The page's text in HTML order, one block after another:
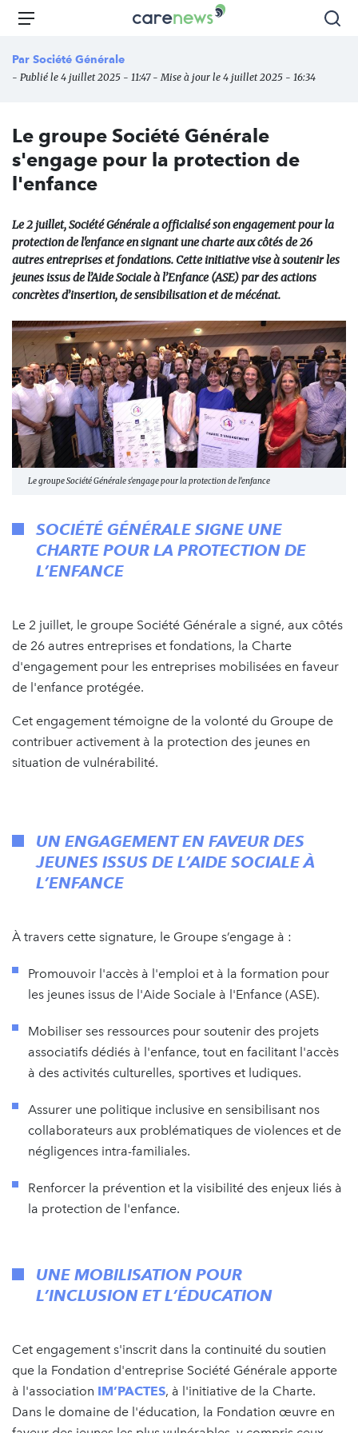
Aller
principal
Carenews,
des
l'engagement
Menu
Par Société Générale
- Publié le 4 juillet 2025 - 11:47 - Mise à jour le 4 juillet 2025 - 16:34
Le groupe Société Générale
s'engage pour la protection de
l'enfance
Le 2 juillet, Société Générale a officialisé son engagement pour la
protection de l'enfance en signant une charte aux côtés de 26
autres entreprises et fondations. Cette initiative vise à soutenir les
jeunes issus de l’Aide Sociale à l’Enfance (ASE) par des actions
concrètes d’insertion, de sensibilisation et de mécénat.
Le groupe Société Générale s'engage pour la protection de l'enfance
SOCIÉTÉ GÉNÉRALE SIGNE UNE
CHARTE POUR LA PROTECTION DE
L’ENFANCE
Le 2 juillet, le groupe Société Générale a signé, aux côtés
de 26 autres entreprises et fondations, la Charte
d'engagement pour les entreprises mobilisées en faveur
de l'enfance protégée.
Cet engagement témoigne de la volonté du Groupe de
contribuer activement à la protection des jeunes en
situation de vulnérabilité.
UN ENGAGEMENT EN FAVEUR DES
JEUNES ISSUS DE L’AIDE SOCIALE À
L’ENFANCE
À travers cette signature, le Groupe s’engage à :
Promouvoir l'accès à l'emploi et à la formation pour
les jeunes issus de l'Aide Sociale à l'Enfance (ASE).
Mobiliser ses ressources pour soutenir des projets
associatifs dédiés à l'enfance, tout en facilitant l'accès
à des activités culturelles, sportives et ludiques.
Assurer une politique inclusive en sensibilisant nos
collaborateurs aux problématiques de violences et de
négligences intra-familiales.
Renforcer la prévention et la visibilité des enjeux liés à
la protection de l'enfance.
UNE MOBILISATION POUR
L’INCLUSION ET L’ÉDUCATION
Cet engagement s'inscrit dans la continuité du soutien
que la Fondation d'entreprise Société Générale apporte
à l'association IM’PACTES, à l'initiative de la Charte.
Dans le domaine de l'éducation, la Fondation œuvre en